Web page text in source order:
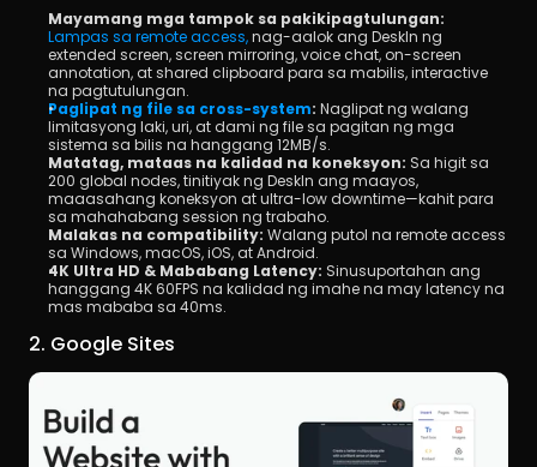
Mayamang mga tampok sa pakikipagtulungan:
Lampas sa remote access, nag-aalok ang DeskIn ng
extended screen, screen mirroring, voice chat, on-screen
annotation, at shared clipboard para sa mabilis, interactive
na pagtutulungan.
Paglipat ng file sa cross-system: Naglipat ng walang
limitasyong laki, uri, at dami ng file sa pagitan ng mga
sistema sa bilis na hanggang 12MB/s.
Matatag, mataas na kalidad na koneksyon: Sa higit sa
200 global nodes, tinitiyak ng DeskIn ang maayos,
maaasahang koneksyon at ultra-low downtime—kahit para
sa mahahabang session ng trabaho.
Malakas na compatibility: Walang putol na remote access
sa Windows, macOS, iOS, at Android.
4K Ultra HD & Mababang Latency: Sinusuportahan ang
hanggang 4K 60FPS na kalidad ng imahe na may latency na
mas mababa sa 40ms.
2. Google Sites